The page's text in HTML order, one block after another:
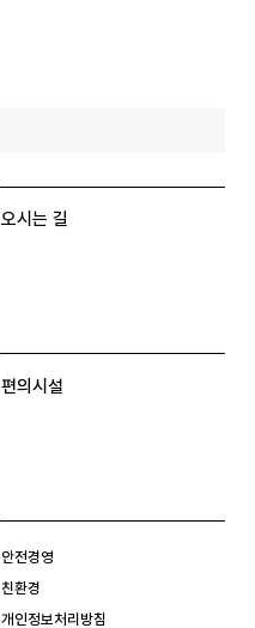
오시는 길
편의시설
안전경영
친환경
개인정보처리방침